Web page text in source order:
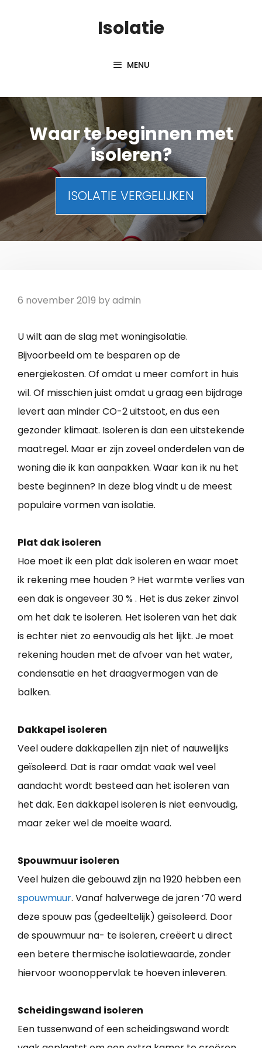
Isolatie
MENU
Waar te beginnen met
isoleren?
ISOLATIE VERGELIJKEN
6 november 2019 byadmin
U wilt aan de slag met woningisolatie.
Bijvoorbeeld om te besparen op de
energiekosten. Of omdat u meer comfort in huis
wil. Of misschien juist omdat u graag een bijdrage
levert aan minder CO-2 uitstoot, en dus een
gezonder klimaat. Isoleren is dan een uitstekende
maatregel. Maar er zijn zoveel onderdelen van de
woning die ik kan aanpakken. Waar kan ik nu het
beste beginnen? In deze blog vindt u de meest
populaire vormen van isolatie.
Plat dak isoleren
Hoe moet ik een plat dak isoleren en waar moet
ik rekening mee houden ? Het warmte verlies van
een dak is ongeveer 30 % . Het is dus zeker zinvol
om het dak te isoleren. Het isoleren van het dak
is echter niet zo eenvoudig als het lijkt. Je moet
rekening houden met de afvoer van het water,
condensatie en het draagvermogen van de
balken.
Dakkapel isoleren
Veel oudere dakkapellen zijn niet of nauwelijks
geïsoleerd. Dat is raar omdat vaak wel veel
aandacht wordt besteed aan het isoleren van
het dak. Een dakkapel isoleren is niet eenvoudig,
maar zeker wel de moeite waard.
Spouwmuur isoleren
Veel huizen die gebouwd zijn na 1920 hebben een
spouwmuur. Vanaf halverwege de jaren ’70 werd
deze spouw pas (gedeeltelijk) geïsoleerd. Door
de spouwmuur na- te isoleren, creëert u direct
een betere thermische isolatiewaarde, zonder
hiervoor woonoppervlak te hoeven inleveren.
Scheidingswand isoleren
Een tussenwand of een scheidingswand wordt